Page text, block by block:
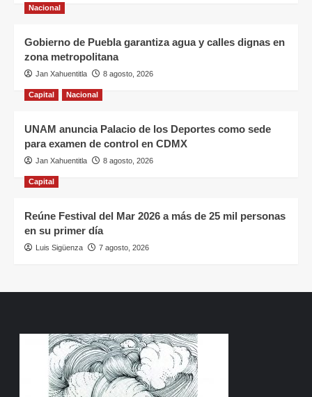
Nacional
Gobierno de Puebla garantiza agua y calles dignas en
zona metropolitana
Jan Xahuentitla 8 agosto, 2026
Capital Nacional
UNAM anuncia Palacio de los Deportes como sede
para examen de control en CDMX
Jan Xahuentitla 8 agosto, 2026
Capital
Reúne Festival del Mar 2026 a más de 25 mil personas
en su primer día
Luis Sigüenza 7 agosto, 2026